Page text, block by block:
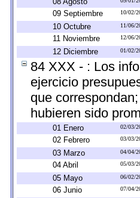
09 Septiembre 10/02/
10 Octubre 11/06/
11 Noviembre 12/06/
12 Diciembre 01/02/
84 XXX - : Los
ejercicio
que
hubieren sido
01 Enero 02/03/
02 Febrero 03/03/
03 Marzo 04/04/
04 Abril 05/03/
05 Mayo 06/02/
06 Junio 07/04/